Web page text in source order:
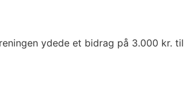
ydede et bidrag på 3.000 kr. til